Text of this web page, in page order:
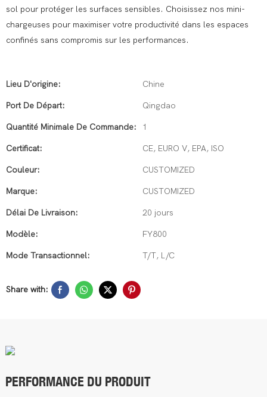
sol pour protéger les surfaces sensibles. Choisissez nos mini-
chargeuses pour maximiser votre productivité dans les espaces
confinés sans compromis sur les performances.
Lieu D'origine: Chine
Port De Départ: Qingdao
Quantité Minimale De Commande: 1
Certificat: CE, EURO V, EPA, ISO
Couleur: CUSTOMIZED
Marque: CUSTOMIZED
Délai De Livraison: 20 jours
Modèle: FY800
Mode Transactionnel: T/T, L/C
Share with:
PERFORMANCE DU PRODUIT